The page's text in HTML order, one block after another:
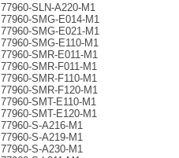
77960-SLN-A220-M1
77960-SMG-E014-M1
77960-SMG-E021-M1
77960-SMG-E110-M1
77960-SMR-E011-M1
77960-SMR-F011-M1
77960-SMR-F110-M1
77960-SMR-F120-M1
77960-SMT-E110-M1
77960-SMT-E120-M1
77960-S-A216-M1
77960-S-A219-M1
77960-S-A230-M1